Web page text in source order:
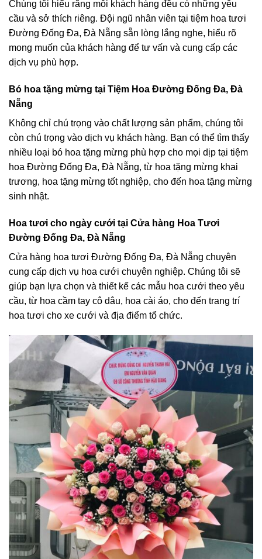
Chúng tôi hiểu rằng mỗi khách hàng đều có những yêu
cầu và sở thích riêng. Đội ngũ nhân viên tại tiệm hoa tươi
Đường Đống Đa, Đà Nẵng sẵn lòng lắng nghe, hiểu rõ
mong muốn của khách hàng để tư vấn và cung cấp các
dịch vụ phù hợp.
Bó hoa tặng mừng tại Tiệm Hoa Đường Đống Đa, Đà
Nẵng
Không chỉ chú trọng vào chất lượng sản phẩm, chúng tôi
còn chú trọng vào dịch vụ khách hàng. Bạn có thể tìm thấy
nhiều loại bó hoa tặng mừng phù hợp cho mọi dịp tại tiệm
hoa Đường Đống Đa, Đà Nẵng, từ hoa tặng mừng khai
trương, hoa tặng mừng tốt nghiệp, cho đến hoa tặng mừng
sinh nhật.
Hoa tươi cho ngày cưới tại Cửa hàng Hoa Tươi
Đường Đống Đa, Đà Nẵng
Cửa hàng hoa tươi Đường Đống Đa, Đà Nẵng chuyên
cung cấp dịch vụ hoa cưới chuyên nghiệp. Chúng tôi sẽ
giúp bạn lựa chọn và thiết kế các mẫu hoa cưới theo yêu
cầu, từ hoa cầm tay cô dâu, hoa cài áo, cho đến trang trí
hoa tươi cho xe cưới và địa điểm tổ chức.